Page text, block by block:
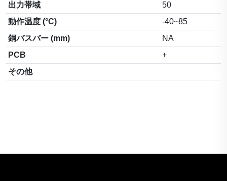
出力帯域
50
動作温度 (°C)
-40~85
銅バスバー (mm)
NA
PCB
+
その他